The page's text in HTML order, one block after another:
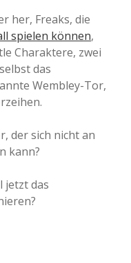
her, Freaks, die
spielen können,
Charaktere, zwei
das
Wembley-Tor,
der sich nicht an
kann?
jetzt das